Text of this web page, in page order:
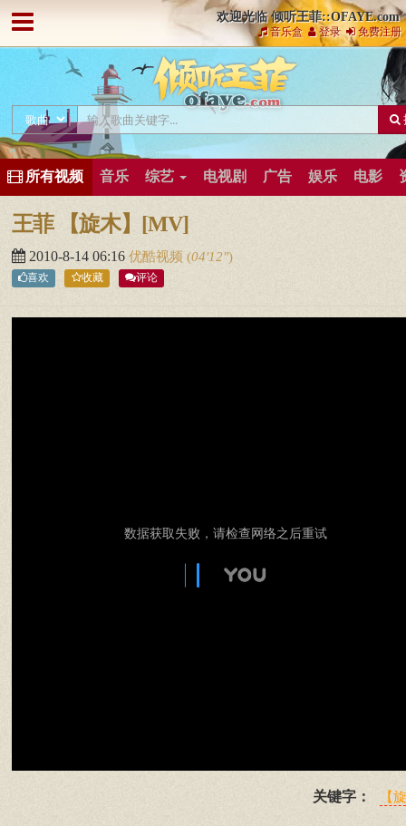
欢迎光临 倾听王菲::OFAYE.com
音乐盒 登录 免费注册
所有视频 音乐 综艺 电视剧 广告 娱乐 电影
王菲 【旋木】[MV]
2010-8-14 06:16 优酷视频 (04′12″)
喜欢 收藏 评论
数据获取失败，请检查网络之后重试
关键字： 【